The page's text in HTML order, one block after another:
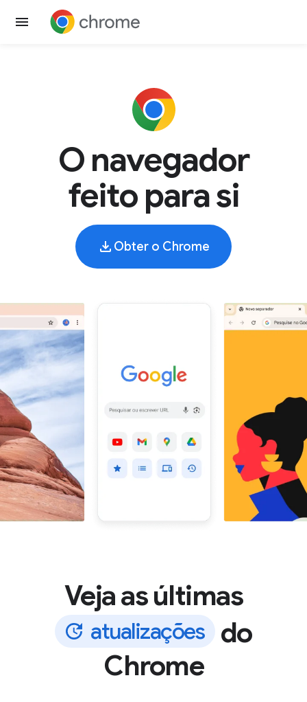
O navegador
feito para si
Obter o Chrome
Veja as últimas
atualizações
do
Chrome